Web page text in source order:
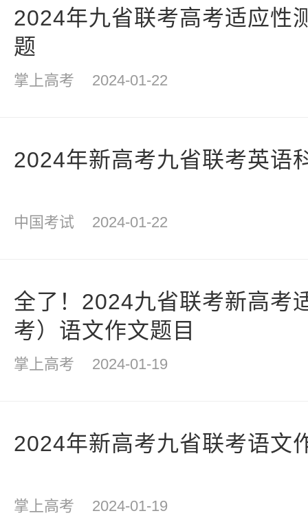
2024年九省联考高考适应性
题
掌上高考 2024-01-22
2024年新高考九省联考英语
中国考试 2024-01-22
全了！2024九省联考新高考
考）语文作文题目
掌上高考 2024-01-19
2024年新高考九省联考语文
掌上高考 2024-01-19